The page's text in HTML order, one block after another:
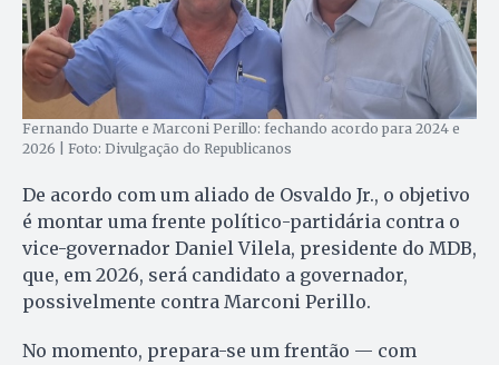
Fernando Duarte e Marconi Perillo: fechando acordo para 2024 e
2026 | Foto: Divulgação do Republicanos
De acordo com um aliado de Osvaldo Jr., o objetivo
é montar uma frente político-partidária contra o
vice-governador Daniel Vilela, presidente do MDB,
que, em 2026, será candidato a governador,
possivelmente contra Marconi Perillo.
No momento, prepara-se um frentão — com